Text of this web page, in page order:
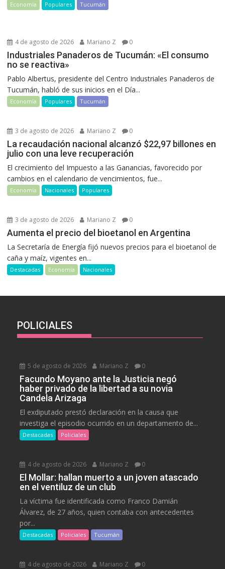
Economía Populares Tucumán
4 de agosto de 2026 Mariano Z 0
Industriales Panaderos de Tucumán: «El consumo
no se reactiva»
Pablo Albertus, presidente del Centro Industriales Panaderos de
Tucumán, habló de sus inicios en el Día...
Economía Populares Tucumán
3 de agosto de 2026 Mariano Z 0
La recaudación nacional alcanzó $22,97 billones en
julio con una leve recuperación
El crecimiento del Impuesto a las Ganancias, favorecido por
cambios en el calendario de vencimientos, fue...
Economía Nacionales Populares
3 de agosto de 2026 Mariano Z 0
Aumenta el precio del bioetanol en Argentina
La Secretaría de Energía fijó nuevos precios para el bioetanol de
caña y maíz, vigentes en...
Destacadas Economía Nacionales
POLICIALES
5 de agosto de 2026 Mariano Z 0
Facundo Moyano ante la Justicia negó
haber privado de la libertad a su novia
Candela Arizaga
El exdiputado prestó declaración en la causa que
investiga el episodio ocurrido en un departamento de...
Destacadas Policiales
4 de agosto de 2026 Mariano Z 0
El Mollar: hallan muerto a un joven atascado
en el ventiluz de un club
La víctima fue identificada como Franco Damián
Álvarez, de 27 años, quien contaba con antecedentes
por...
Destacadas Policiales Tucumán
4 de agosto de 2026 Mariano Z 0